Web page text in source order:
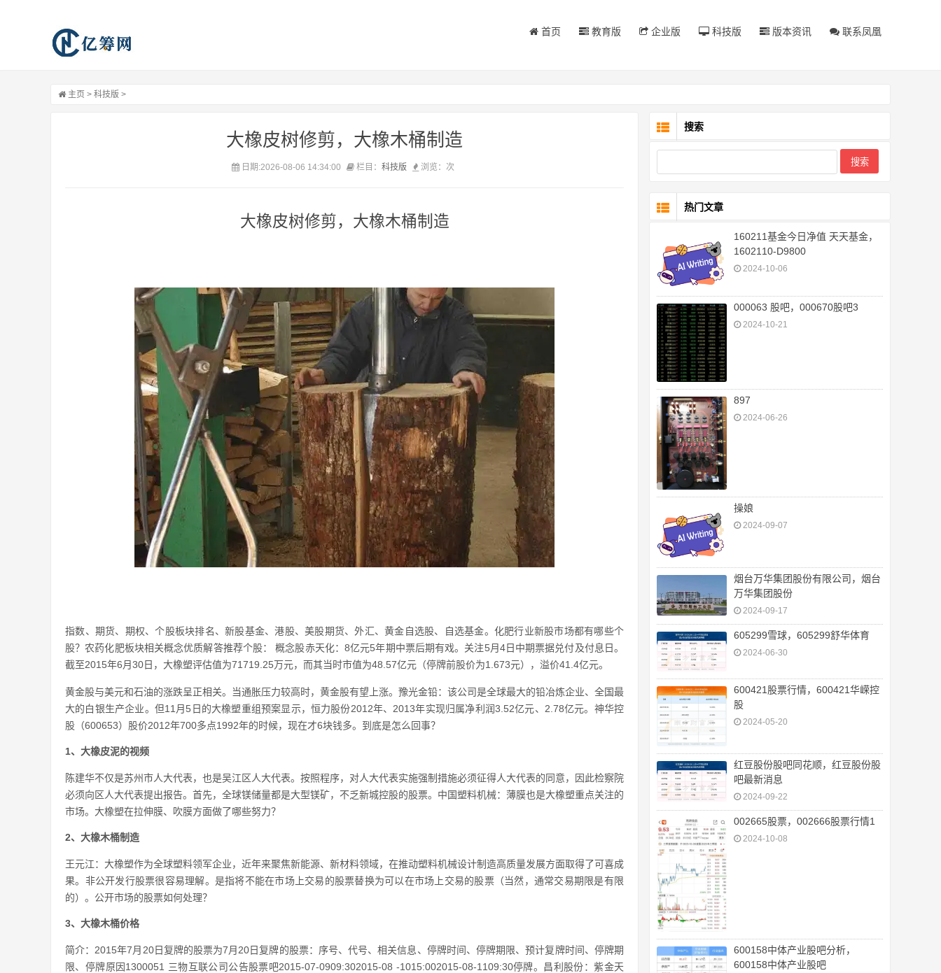
首页 教育版 企业版 科技版 版本资讯 联系凤凰
主页 > 科技版 >
大橡皮树修剪，大橡木桶制造
日期:2026-08-06 14:34:00 栏目： 科技版 浏览： 次
大橡皮树修剪，大橡木桶制造
指数、期货、期权、个股板块排名、新股基金、港股、美股期货、外汇、黄金自选股、自选基金。化肥行业新股市场都有哪些个
股？农药化肥板块相关概念优质解答推荐个股： 概念股赤天化：8亿元5年期中票后期有戏。关注5月4日中期票据兑付及付息日。
截至2015年6月30日，大橡塑评估值为71719.25万元，而其当时市值为48.57亿元（停牌前股价为1.673元），溢价41.4亿元。
黄金股与美元和石油的涨跌呈正相关。当通胀压力较高时，黄金股有望上涨。豫光金铅：该公司是全球最大的铅冶炼企业、全国最
大的白银生产企业。但11月5日的大橡塑重组预案显示，恒力股份2012年、2013年实现归属净利润3.52亿元、2.78亿元。神华控
股（600653）股价2012年700多点1992年的时候，现在才6块钱多。到底是怎么回事？
1、大橡皮泥的视频
陈建华不仅是苏州市人大代表，也是吴江区人大代表。按照程序，对人大代表实施强制措施必须征得人大代表的同意，因此检察院
必须向区人大代表提出报告。首先，全球镁储量都是大型镁矿，不乏新城控股的股票。中国塑料机械：薄膜也是大橡塑重点关注的
市场。大橡塑在拉伸膜、吹膜方面做了哪些努力？
2、大橡木桶制造
王元江：大橡塑作为全球塑料领军企业，近年来聚焦新能源、新材料领域，在推动塑料机械设计制造高质量发展方面取得了可喜成
果。非公开发行股票很容易理解。是指将不能在市场上交易的股票替换为可以在市场上交易的股票（当然，通常交易期限是有限
的）。公开市场的股票如何处理？
3、大橡木桶价格
简介：2015年7月20日复牌的股票为7月20日复牌的股票：序号、代号、相关信息、停牌时间、停牌期限、预计复牌时间、停牌期
限、停牌原因1300051 三物互联公司公告股票吧2015-07-0909:302015-08 -1015:002015-08-1109:30停牌。昌利股份：紫金天
搜索
热门文章
160211基金今日净值 天天基金，
1602110-D9800
2024-10-06
000063 股吧，000670股吧3
2024-10-21
897
2024-06-26
操娘
2024-09-07
烟台万华集团股份有限公司，烟台
万华集团股份
2024-09-17
605299雪球，605299舒华体育
2024-06-30
600421股票行情，600421华嵘控
股
2024-05-20
红豆股份股吧同花顺，红豆股份股
吧最新消息
2024-09-22
002665股票，002666股票行情1
2024-10-08
600158中体产业股吧分析，
600158中体产业股吧